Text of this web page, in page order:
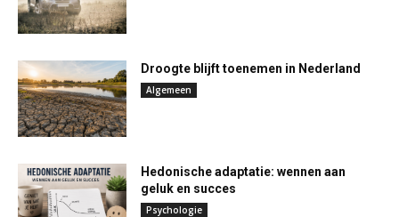
Droogte blijft toenemen in Nederland
Algemeen
Hedonische adaptatie: wennen aan
geluk en succes
Psychologie